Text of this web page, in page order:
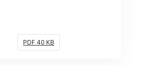
PDF 40 KB